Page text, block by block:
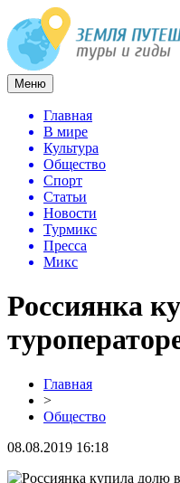
Меню
Главная
В мире
Культура
Общество
Спорт
Статьи
Новости
Турмикс
Пресса
Микс
Россиянка
Главная
>
Общество
08.08.2019 16:18